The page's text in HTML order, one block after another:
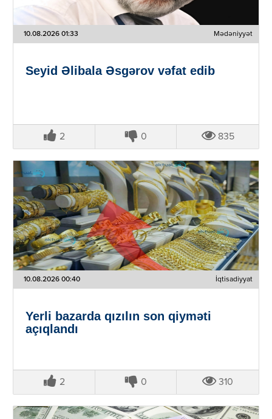
10.08.2026 01:33 Mədəniyyət
Seyid Əlibala Əsgərov vəfat edib
2 0 835
10.08.2026 00:40 İqtisadiyyat
Yerli bazarda qızılın son qiyməti
açıqlandı
2 0 310